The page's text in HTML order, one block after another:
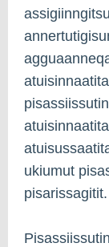
ukiumut
pisarissagitit.